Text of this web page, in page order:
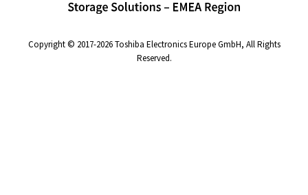
Copyright © 2017-2026 Toshiba Electronics Europe GmbH, All Rights
Reserved.